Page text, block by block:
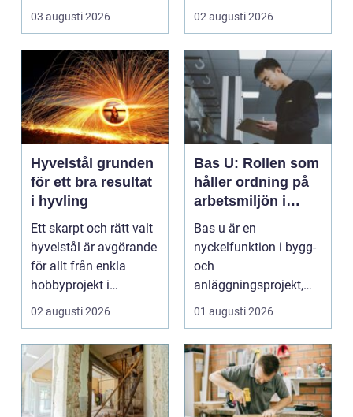
bara rena golv och
dam...
03 augusti 2026
vardagen, ett s...
02 augusti 2026
Hyvelstål grunden
för ett bra resultat
i hyvling
Ett skarpt och rätt valt
hyvelstål är avgörande
för allt från enkla
hobbyprojekt i
verkstaden till k...
02 augusti 2026
Bas U: Rollen som
håller ordning på
arbetsmiljön i
byggprojekt
Bas u är en
nyckelfunktion i bygg-
och
anläggningsprojekt,
med ansvar för att
arbetsm...
01 augusti 2026